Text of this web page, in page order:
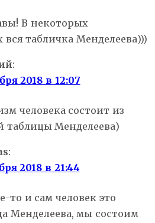
В некоторых
вся табличка Менделеева)))
:
2018 в 12:07
человека состоит из
таблицы Менделеева)
:
2018 в 21:44
то и сам человек это
Менделеева, мы состоим